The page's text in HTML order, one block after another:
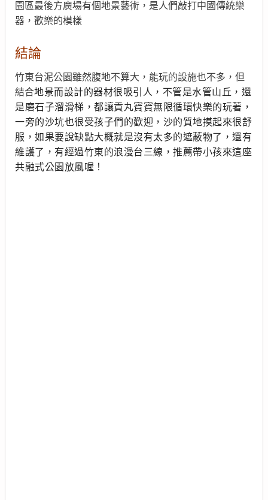
園區最後方廣場有個地景藝術，是人們敲打中國傳統樂
器，歡樂的模樣
結論
竹東台泥公園雖然腹地不算大，能玩的設施也不多，但
結合地景而設計的器材很吸引人，不管是水管山丘，還
是磨石子溜滑梯，都讓貢丸寶寶無限循環快樂的玩著，
一旁的沙坑也很受孩子們的歡迎，沙的質地摸起來很舒
服，如果要說缺點大概就是沒有太多的遮蔽物了，還有
維護了，有經過竹東的浪漫台三線，推薦帶小孩來這座
共融式公園 放風喔！